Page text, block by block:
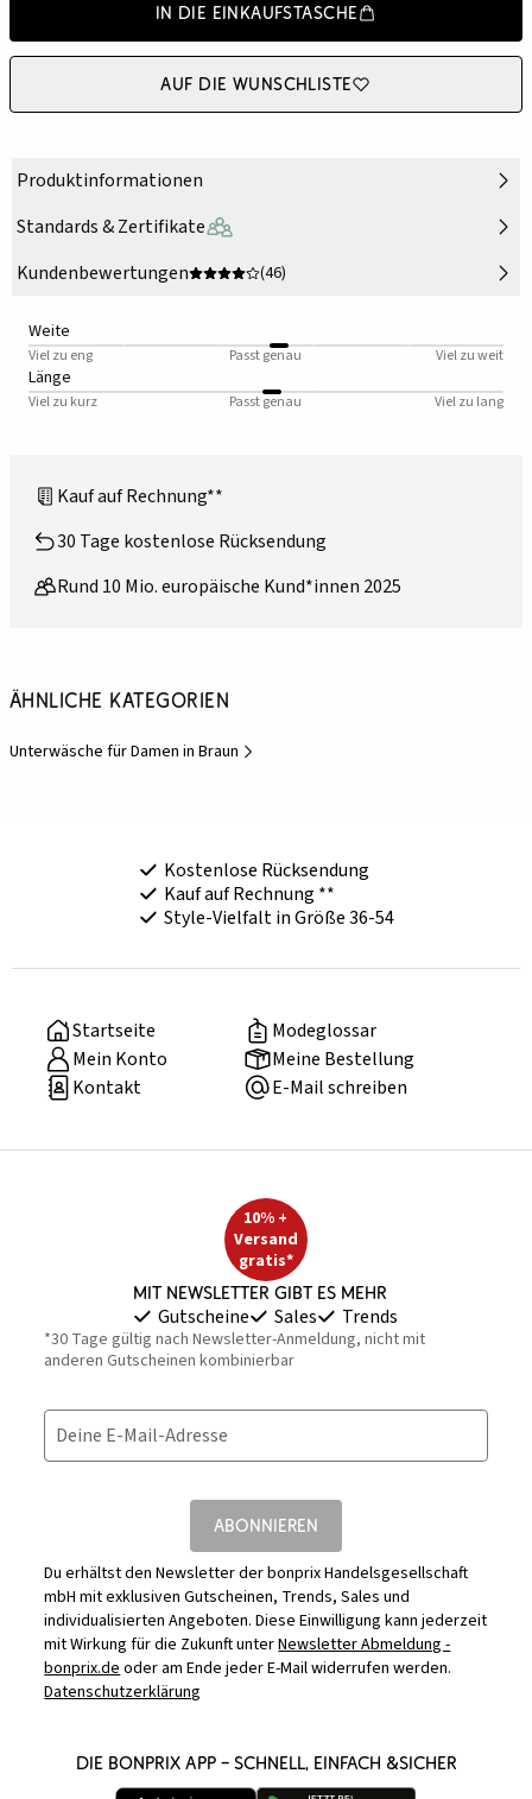
In die Einkaufstasche
Auf die Wunschliste
Produktinformationen
Standards & Zertifikate
Kundenbewertungen
(46)
Weite
Viel zu eng Passt genau Viel zu weit
Länge
Viel zu kurz Passt genau Viel zu lang
Kauf auf Rechnung**
30 Tage kostenlose Rücksendung
Rund 10 Mio. europäische Kund*innen 2025
Ähnliche Kategorien
Unterwäsche für Damen in Braun
Kostenlose Rücksendung
Kauf auf Rechnung **
Style-Vielfalt in Größe 36-54
Startseite
Modeglossar
Mein Konto
Meine Bestellung
Kontakt
E-Mail schreiben
10% +
Versand
gratis*
Mit Newsletter gibt es mehr
Gutscheine Sales Trends
*30 Tage gültig nach Newsletter-Anmeldung, nicht mit
anderen Gutscheinen kombinierbar
Deine E-Mail-Adresse
ABONNIEREN
Du erhältst den Newsletter der bonprix Handelsgesellschaft
mbH mit exklusiven Gutscheinen, Trends, Sales und
individualisierten Angeboten. Diese Einwilligung kann jederzeit
mit Wirkung für die Zukunft unterNewsletter Abmeldung -
bonprix.deoder am Ende jeder E-Mail widerrufen werden.
Datenschutzerklärung
DIE BONPRIX APP – SCHNELL, EINFACH &SICHER